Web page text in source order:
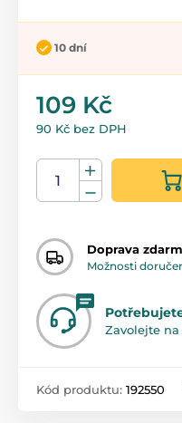
10 dní
109 Kč
90 Kč bez DPH
Doprava
Možnosti
Zavolejte na
Kód produktu: 192550